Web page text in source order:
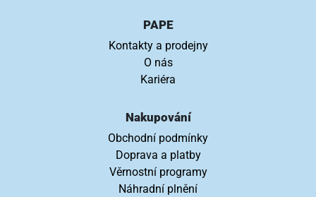
PAPE
Kontakty a prodejny
O nás
Kariéra
Nakupování
Obchodní podmínky
Doprava a platby
Věrnostní programy
Náhradní plnění